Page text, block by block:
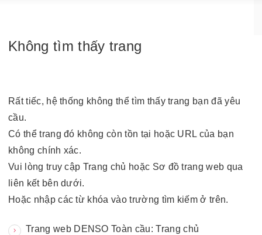
Không tìm thấy trang
Rất tiếc, hệ thống không thể tìm thấy trang bạn đã yêu
cầu.
Có thể trang đó không còn tồn tại hoặc URL của bạn
không chính xác.
Vui lòng truy cập Trang chủ hoặc Sơ đồ trang web qua
liên kết bên dưới.
Hoặc nhập các từ khóa vào trường tìm kiếm ở trên.
Trang web DENSO Toàn cầu: Trang chủ